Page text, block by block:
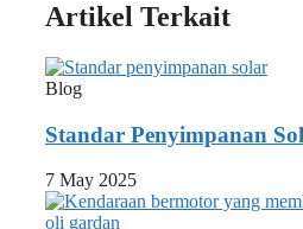
Artikel Terkait
Blog
Standar Penyimpanan
7 May 2025